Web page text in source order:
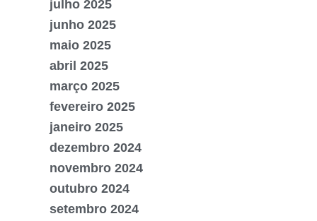
julho 2025
junho 2025
maio 2025
abril 2025
março 2025
fevereiro 2025
janeiro 2025
dezembro 2024
novembro 2024
outubro 2024
setembro 2024